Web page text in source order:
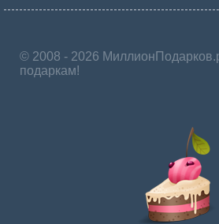
© 2008 - 2026
подаркам!